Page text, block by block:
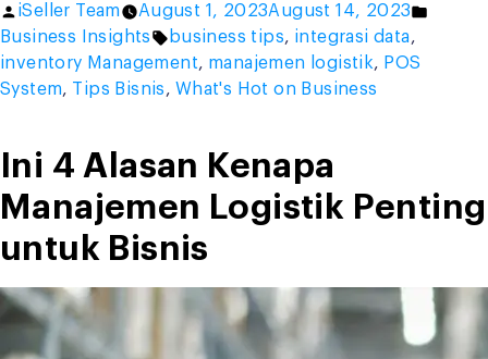
Integrasi
Data
untuk
Bisnismu,
Sini!”
Posted
by
iSeller Team August 1, 2023August 14, 2023
Business Insights Tags:
business tips, integrasi data,
inventory Management, manajemen logistik, POS
System, Tips Bisnis, What's Hot on Business
Ini 4 Alasan Kenapa
Manajemen Logistik Penting
untuk Bisnis